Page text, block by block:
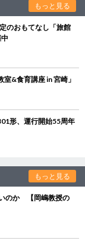
もっと見る
のおもてなし「旅館
&食育講座 in 宮崎」
形、運行開始55周年
もっと見る
のか 【岡嶋教授の